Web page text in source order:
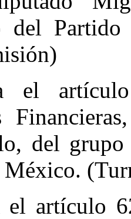
del
el
del
México.
el artículo